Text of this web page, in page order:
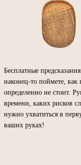
Бесплатные
наконец-то поймете, как
определенно не стоит.
времени, каких рисков
нужно ухватиться в
ваших руках!